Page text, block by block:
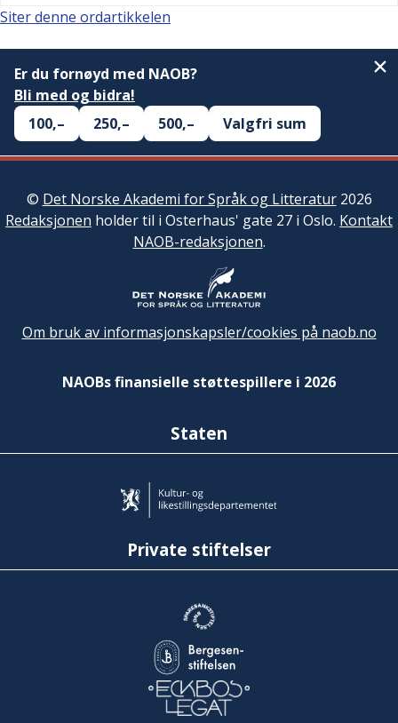
Siter denne ordartikkelen
Er du fornøyd med NAOB?
Bli med og bidra!
100,–
250,– 500,– Valgfri sum
© Det Norske Akademi for Språk og Litteratur2026
Redaksjonen holder til i Osterhaus' gate 27 i Oslo. Kontakt
NAOB-redaksjonen.
Om bruk av informasjonskapsler/cookies på naob.no
NAOBs finansielle støttespillere i 2026
Staten
Private stiftelser